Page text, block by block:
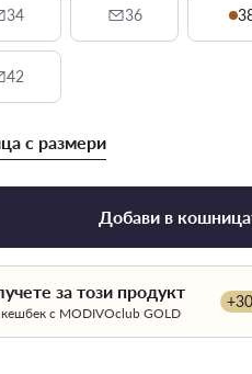
34 36
42
с размери
Добави в
за този продукт
с MODIVOclub GOLD